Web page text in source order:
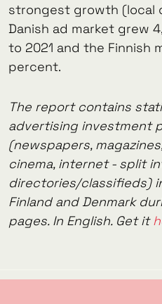
strongest growth (local
Danish ad market grew
to 2021 and the Finnish
percent.
The report contains
advertising investment
(newspapers,
cinema, internet - split
directories/classifieds)
Finland and Denmark
pages. In English. Get it